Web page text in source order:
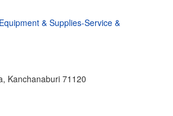
& Supplies-Service &
Kanchanaburi 71120